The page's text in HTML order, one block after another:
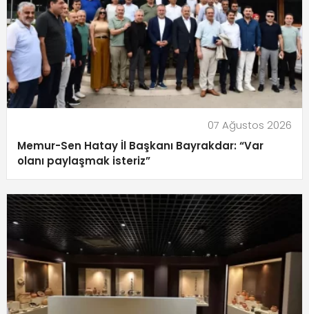
07 Ağustos 2026
Memur-Sen Hatay İl Başkanı Bayrakdar: “Var
olanı paylaşmak isteriz”